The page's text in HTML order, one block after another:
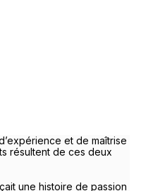
et de maîtrise
résultent de ces deux
une histoire de passion